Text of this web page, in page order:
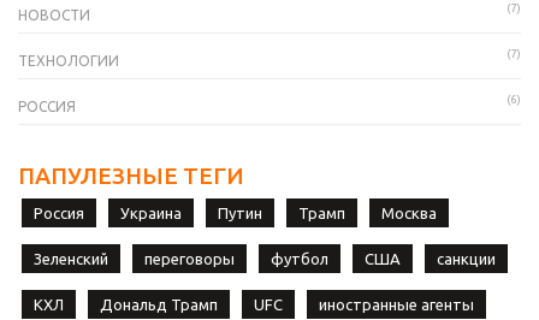
НОВОСТИ (7)
ТЕХНОЛОГИИ (7)
РОССИЯ (6)
ПАПУЛЕЗНЫЕ ТЕГИ
Россия Украина Путин Трамп Москва
Зеленский переговоры футбол США санкции
КХЛ Дональд Трамп UFC иностранные агенты